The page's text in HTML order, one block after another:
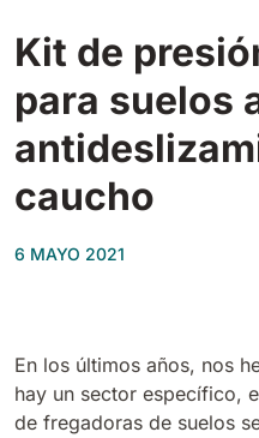
550 mm
E51
E71
710 mm
Tigra
1055 mm
Rider 1201
1200 mm
Xtrema
1400 mm
Kit de
para suelos
caucho
6 MAYO 2021
En los últimos años, nos
hay un sector específico,
de fregadoras de suelos